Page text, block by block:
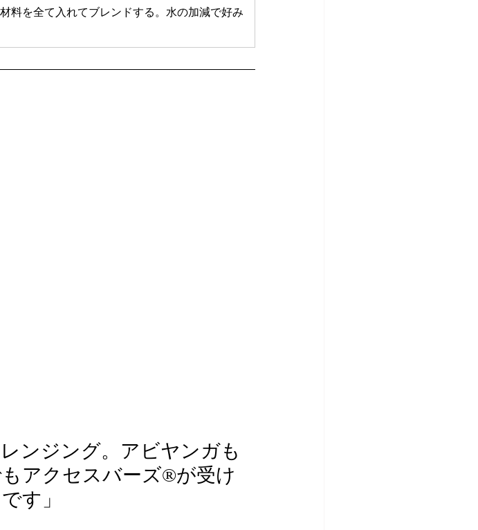
料を全て入れてブレンドする。水の加減で好み
ンジング。アビヤンガも
アクセスバーズ®️が受け
す」